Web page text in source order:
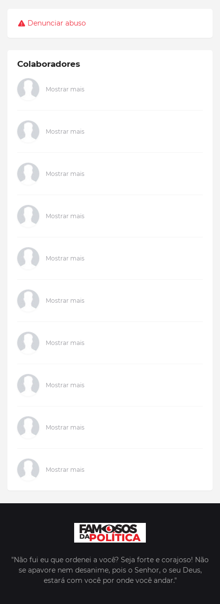
Denunciar abuso
Colaboradores
Mostrar mais
Mostrar mais
Mostrar mais
Mostrar mais
Mostrar mais
Mostrar mais
Mostrar mais
Mostrar mais
Mostrar mais
Mostrar mais
"Não fui eu que ordenei a você? Seja forte e corajoso! Não
se apavore nem desanime, pois o Senhor, o seu Deus,
estará com você por onde você andar."